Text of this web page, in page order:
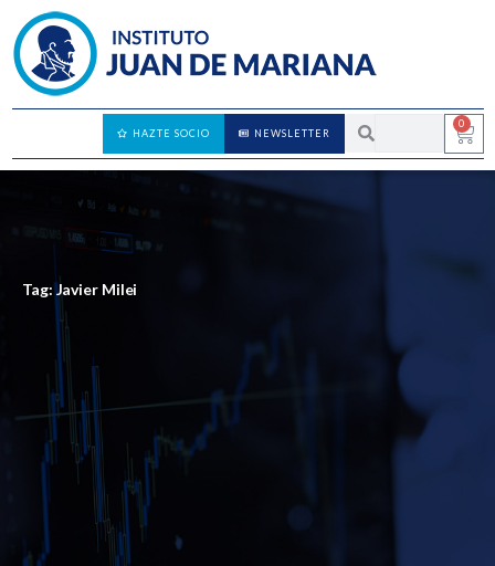
0
NEWSLETTER
HAZTE SOCIO
Tag: Javier Milei